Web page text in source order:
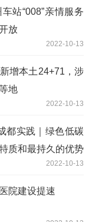
站“008”亲情服务
放
2022-10-13
增本土24+71，涉
地
2022-10-13
都实践｜绿色低碳
质和最持久的优势
2022-10-13
院建设提速